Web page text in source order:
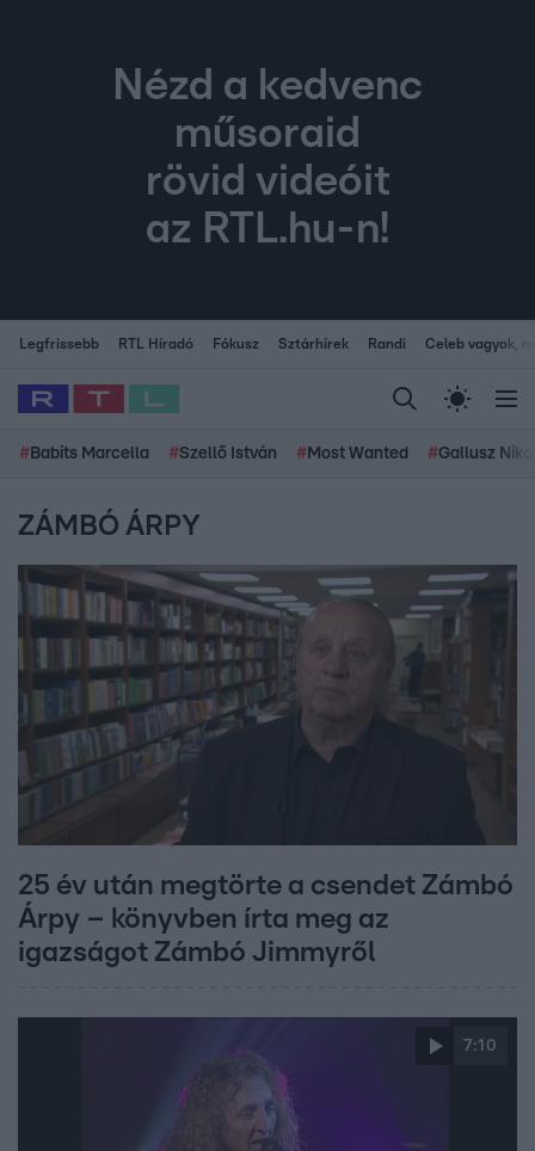
Nézd a kedvenc
műsoraid
rövid videóit
az RTL.hu-n!
Legfrissebb RTL Híradó Fókusz Sztárhírek Randi Celeb vagyok,
# Babits Marcella #Szellő István # Most Wanted #Gallusz
ZÁMBÓ ÁRPY
25 év után megtörte a csendet Zámbó
Árpy – könyvben írta meg az
igazságot Zámbó Jimmyről
7:10